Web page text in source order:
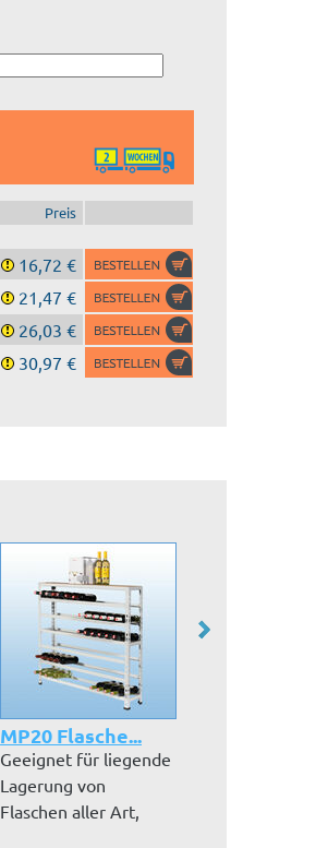
Preis
16,72 €
21,47 €
26,03 €
30,97 €
MP20 Flasche...
Geeignet für liegende
Lagerung von
Flaschen aller Art,